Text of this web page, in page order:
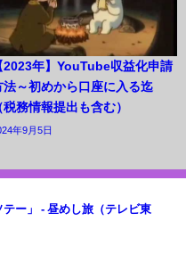
2023年】YouTube収益化申請
法～初めから口座に入る迄
税務情報提出も含む）
年9月5日
テー」 - 昼めし旅（テレビ東